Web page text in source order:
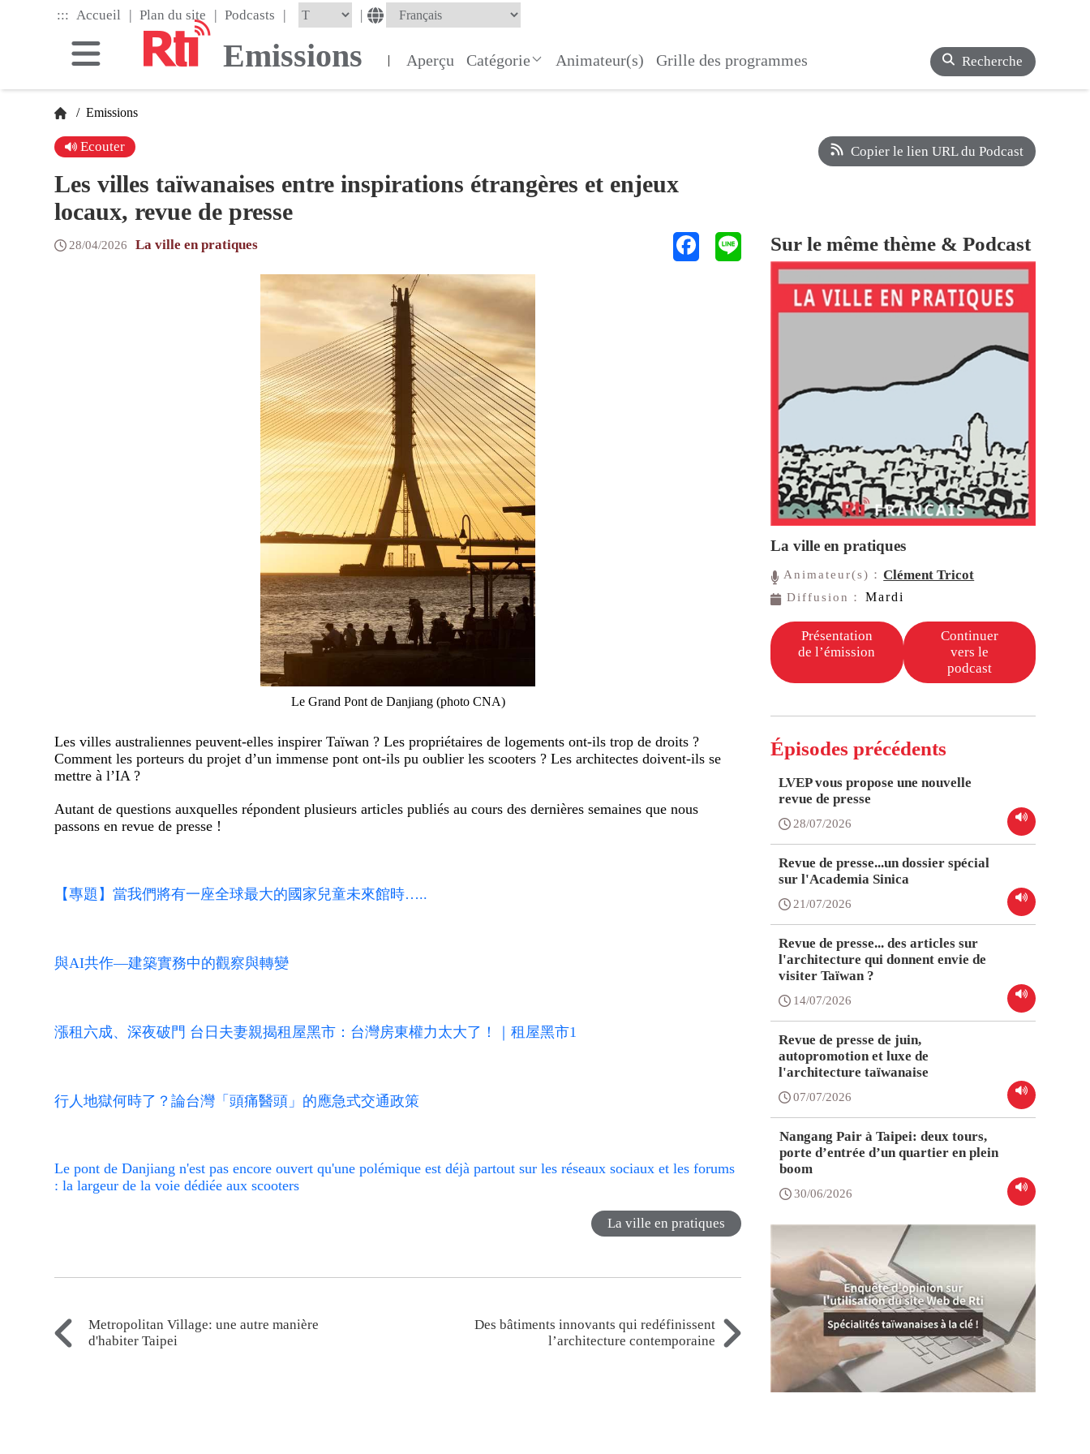
::: Accueil | Plan du site | Podcasts | |
Emissions | Aperçu Catégorie Animateur(s) Grille des programmes Recherche
/ Emissions
Ecouter
Les villes taïwanaises entre inspirations étrangères et enjeux
locaux, revue de presse
28/04/2026 La ville en pratiques
Le Grand Pont de Danjiang (photo CNA)
Les villes australiennes peuvent-elles inspirer Taïwan ? Les propriétaires de logements ont-ils trop de droits ?
Comment les porteurs du projet d’un immense pont ont-ils pu oublier les scooters ? Les architectes doivent-ils se
mettre à l’IA ?
Autant de questions auxquelles répondent plusieurs articles publiés au cours des dernières semaines que nous
passons en revue de presse !
【專題】當我們將有一座全球最大的國家兒童未來館時…..
與AI共作—建築實務中的觀察與轉變
漲租六成、深夜破門 台日夫妻親揭租屋黑市：台灣房東權力太大了！｜租屋黑市1
行人地獄何時了？論台灣「頭痛醫頭」的應急式交通政策
Le pont de Danjiang n'est pas encore ouvert qu'une polémique est déjà partout sur les réseaux sociaux et les forums
: la largeur de la voie dédiée aux scooters
La ville en pratiques
Metropolitan Village: une autre manière
d'habiter Taipei
Des bâtiments innovants qui redéfinissent
l’architecture contemporaine
Copier le lien URL du Podcast
Sur le même thème & Podcast
La ville en pratiques
Animateur(s)：Clément Tricot
Diffusion： Mardi
Présentation
de l’émission
Continuer
vers le
podcast
Épisodes précédents
LVEP vous propose une nouvelle
revue de presse
28/07/2026
Revue de presse...un dossier spécial
sur l'Academia Sinica
21/07/2026
Revue de presse... des articles sur
l'architecture qui donnent envie de
visiter Taïwan ?
14/07/2026
Revue de presse de juin,
autopromotion et luxe de
l'architecture taïwanaise
07/07/2026
Nangang Pair à Taipei: deux tours,
porte d’entrée d’un quartier en plein
boom
30/06/2026